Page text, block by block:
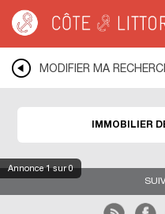
MODIFIER MA
Annonce1sur 0
IMMOBILIER